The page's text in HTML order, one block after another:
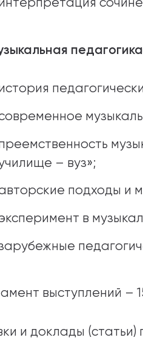
– вуз»;
подходы и
в
выступлений –
и доклады